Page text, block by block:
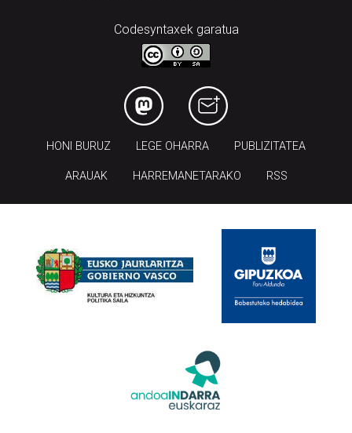
Codesyntaxek garatua
HONI BURUZ LEGE OHARRA PUBLIZITATEA
ARAUAK HARREMANETARAKO RSS